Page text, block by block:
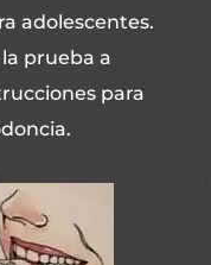
adolescentes.
prueba a
para